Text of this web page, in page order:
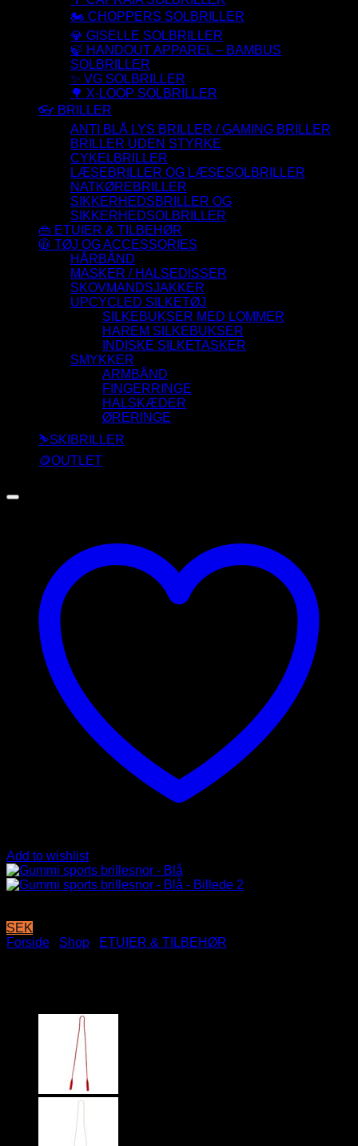
🏍️ CHOPPERS SOLBRILLER
💎 GISELLE SOLBRILLER
🍃 HANDOUT APPAREL – BAMBUS
SOLBRILLER
✨ VG SOLBRILLER
🌳 X-LOOP SOLBRILLER
👓 BRILLER
ANTI BLÅ LYS BRILLER / GAMING BRILLER
BRILLER UDEN STYRKE
CYKELBRILLER
LÆSEBRILLER OG LÆSESOLBRILLER
NATKØREBRILLER
SIKKERHEDSBRILLER OG
SIKKERHEDSOLBRILLER
👜 ETUIER & TILBEHØR
🧥 TØJ OG ACCESSORIES
HÅRBÅND
MASKER / HALSEDISSER
SKOVMANDSJAKKER
UPCYCLED SILKETØJ
SILKEBUKSER MED LOMMER
HAREM SILKEBUKSER
INDISKE SILKETASKER
SMYKKER
ARMBÅND
FINGERRINGE
HALSKÆDER
ØRERINGE
⛷️SKIBRILLER
🪙OUTLET
Add to wishlist
SEK
Forside
Shop ETUIER & TILBEHØR